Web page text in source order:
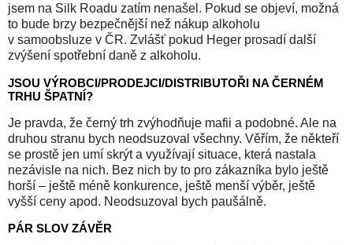
jsem na Silk Roadu zatím nenašel. Pokud se objeví, možná
to bude brzy bezpečnější než nákup alkoholu
v samoobsluze v ČR. Zvlášť pokud Heger prosadí další
zvýšení spotřební daně z alkoholu.
JSOU VÝROBCI/PRODEJCI/DISTRIBUTOŘI NA ČERNÉM
TRHU ŠPATNÍ?
Je pravda, že černý trh zvýhodňuje mafii a podobné. Ale na
druhou stranu bych neodsuzoval všechny. Věřím, že někteří
se prostě jen umí skrýt a využívají situace, která nastala
nezávisle na nich. Bez nich by to pro zákazníka bylo ještě
horší – ještě méně konkurence, ještě menší výběr, ještě
vyšší ceny apod. Neodsuzoval bych paušálně.
PÁR SLOV ZÁVĚR